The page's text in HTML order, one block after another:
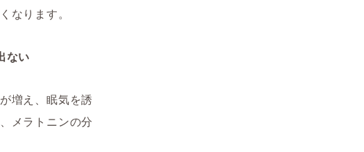
なります。
ない
増え、眠気を誘
メラトニンの分